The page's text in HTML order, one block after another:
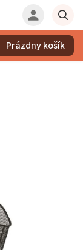
Prázdny košík